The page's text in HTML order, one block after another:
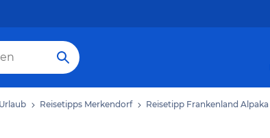
Reisetipps Merkendorf Reisetipp Frankenland Alpaka